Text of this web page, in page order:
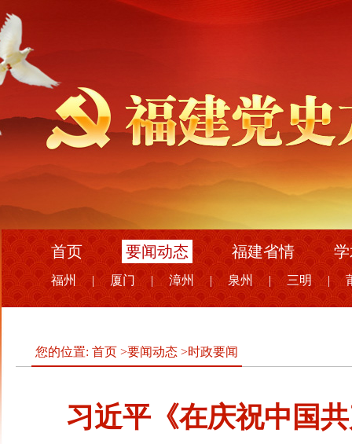
首页 要闻动态 福建省情
福州 | 厦门 | 漳州 | 泉州 | 三明 |
您的位置: 首页 >要闻动态 >时政要闻
习近平《在庆祝中国